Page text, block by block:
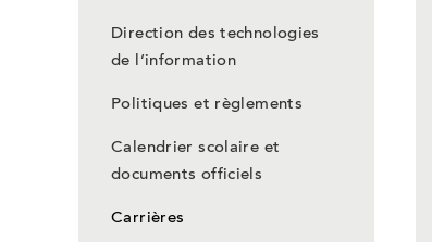
Direction des technologies
de l’information
Politiques et règlements
Calendrier scolaire et
documents officiels
Carrières